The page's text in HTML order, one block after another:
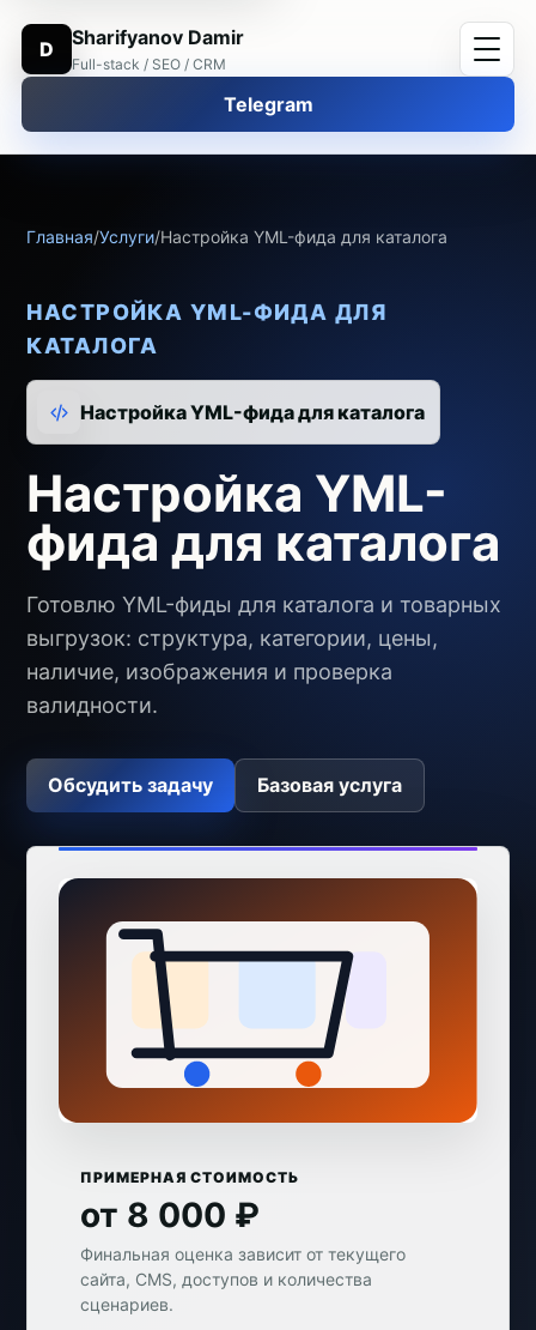
D Sharifyanov Damir
Full-stack / SEO / CRM
Telegram
Главная/Услуги/Настройка YML-фида для каталога
НАСТРОЙКА YML-ФИДА ДЛЯ
КАТАЛОГА
Настройка YML-фида для каталога
Настройка YML-
фида для каталога
Готовлю YML-фиды для каталога и товарных
выгрузок: структура, категории, цены,
наличие, изображения и проверка
валидности.
Обсудить задачу Базовая услуга
ПРИМЕРНАЯ СТОИМОСТЬ
от 8 000 ₽
Финальная оценка зависит от текущего
сайта, CMS, доступов и количества
сценариев.